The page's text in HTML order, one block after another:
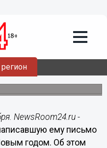
участвующему в
и поздравил с Новым
NewsRoom24.ru -
ему письмо
годом. Об этом